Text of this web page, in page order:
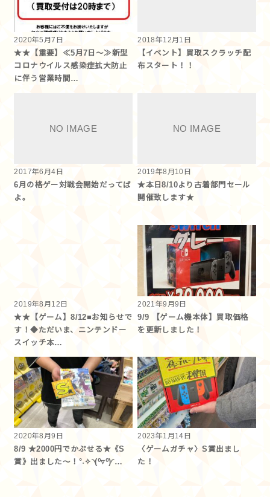
2020年5月7日
★★【重要】≪5月7日～≫新型
コロナウイルス感染症拡大防止
に伴う営業時間…
2018年12月1日
【イベント】買取スクラッチ配
布スタート！！
2017年6月4日
6月の格ゲー対戦会開始だってば
よ。
2019年8月10日
★本日8/10より古着部門セール
開催致します★
2019年8月12日
★★【ゲーム】8/12■お知らせで
す！◆ただいま、ニンテンドー
スイッチ本…
2021年9月9日
9/9 【ゲーム機本体】買取価格
を更新しました！
2020年8月9日
8/9 ★2000円でかぷせる★《S
賞》出ました～！°˖✧◝(⁰▿⁰)◜…
2023年1月14日
〈ゲームガチャ〉S賞出まし
た！